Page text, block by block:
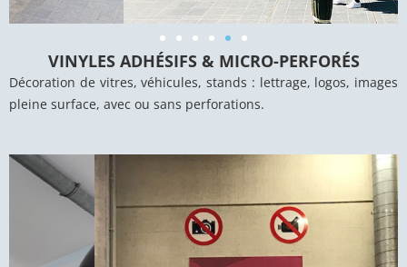
VINYLES ADHÉSIFS & MICRO-PERFORÉS
Décoration de vitres, véhicules, stands : lettrage, logos, images
pleine surface, avec ou sans perforations.